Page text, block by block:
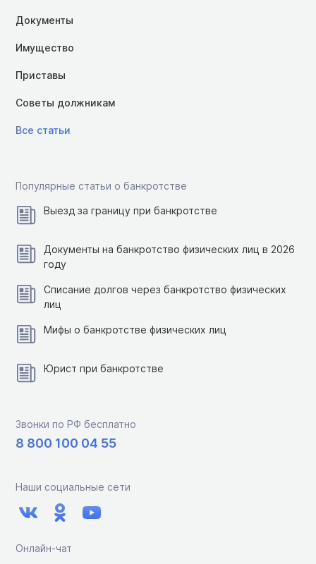
Документы
Имущество
Приставы
Советы должникам
Все статьи
Популярные статьи о банкротстве
Выезд за границу при банкротстве
Документы на банкротство физических лиц в 2026
году
Списание долгов через банкротство физических
лиц
Мифы о банкротстве физических лиц
Юрист при банкротстве
Звонки по РФ бесплатно
8 800 100 04 55
Наши социальные сети
Онлайн-чат